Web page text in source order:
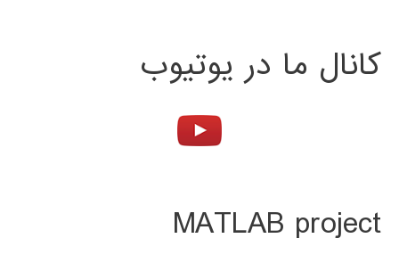
کانال ما در یوتیوب
MATLAB project